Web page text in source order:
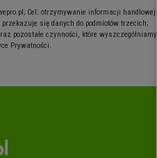
Cel: otrzymywanie informacji handlowej;
się danych do podmiotów trzecich;
pozostałe czynności, które wyszczególniamy
Prywatności.